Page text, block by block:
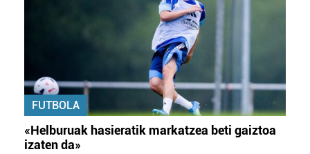
FUTBOLA
«Helburuak hasieratik markatzea beti gaiztoa
izaten da»